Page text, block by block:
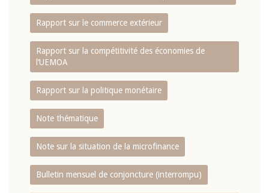
Rapport sur le commerce extérieur
Rapport sur la compétitivité des économies de
l‘UEMOA
Rapport sur la politique monétaire
Note thématique
Note sur la situation de la microfinance
Bulletin mensuel de conjoncture (interrompu)